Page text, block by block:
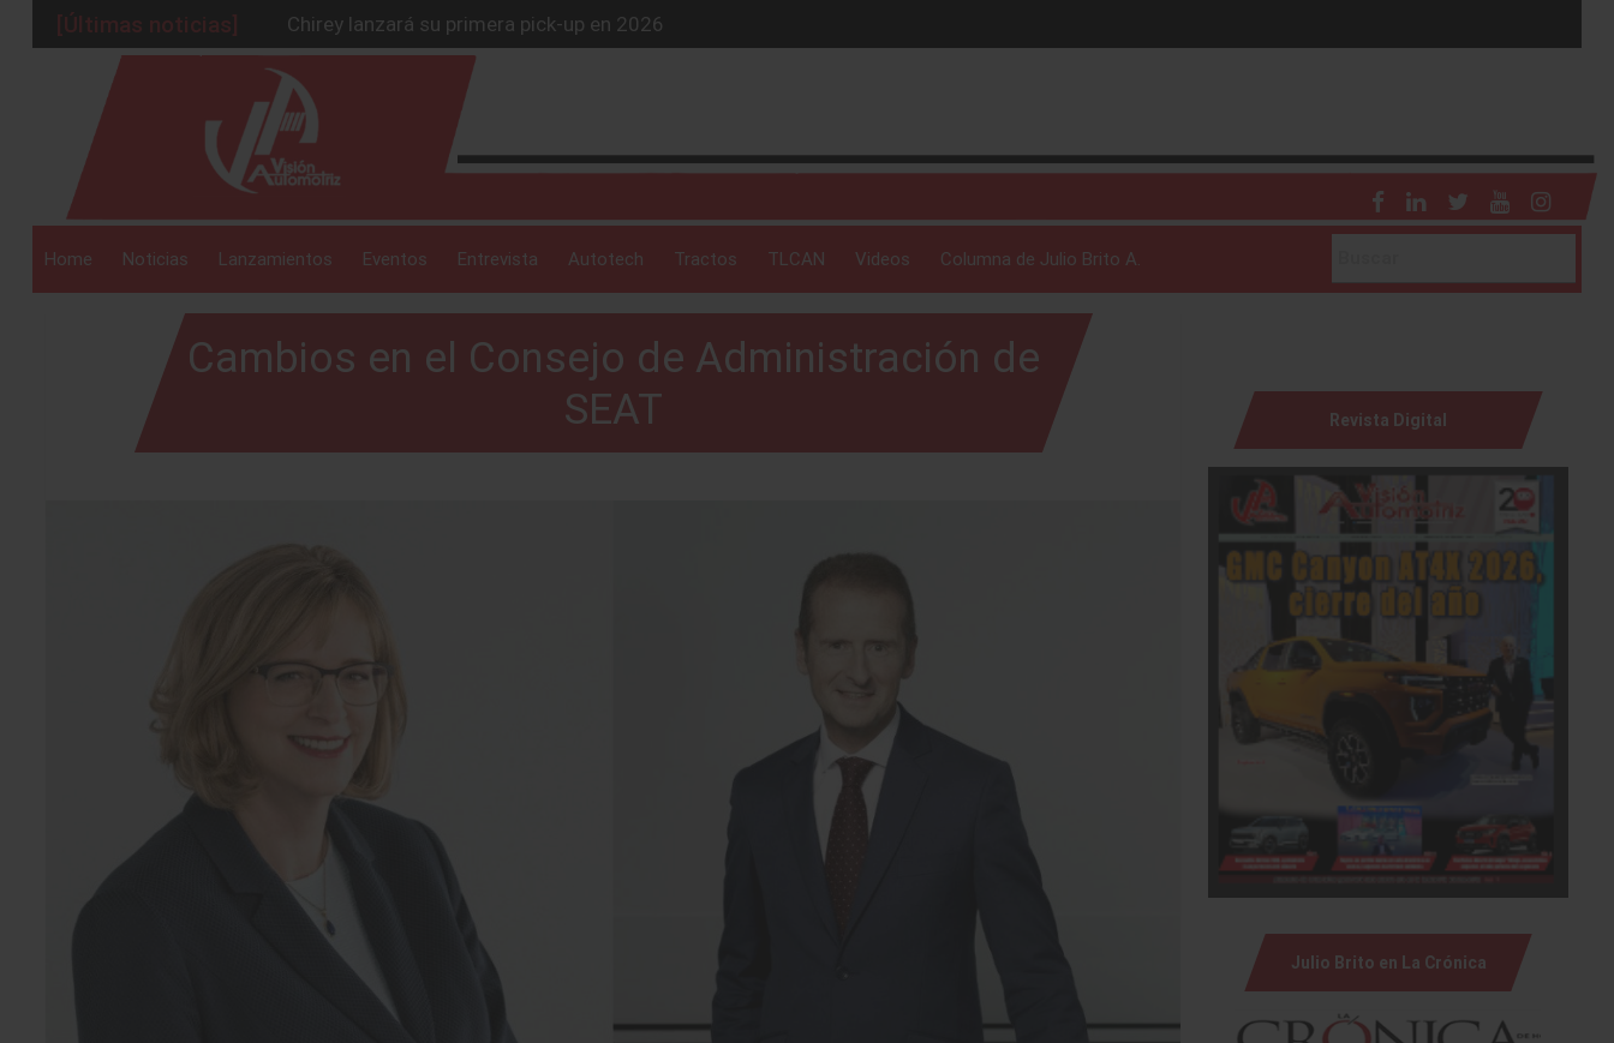
[Últimas noticias]
Chirey lanzará su primera pick-up en 2026
BMW Z4 Edición Final: un adiós exclusivo
Ford Edge Híbrida: la SUV que evoluciona
Mazda Santa Project crece
Será 2026, año de evolución profunda: Peñafiel
Home Noticias Lanzamientos Eventos Entrevista Autotech Tractos TLCAN Videos Columna de Julio Brito A.
Cambios en el Consejo de Administración de
SEAT
Revista Digital
Julio Brito en La Crónica